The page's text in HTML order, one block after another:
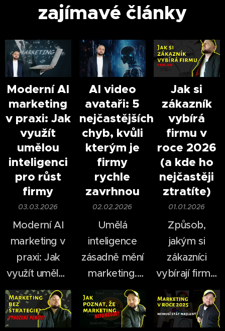
zajímavé články
Moderní AI
marketing
v praxi: Jak
využít
umělou
inteligenci
pro růst
firmy
03.03.2026
Moderní AI
marketing v
praxi: Jak
využít umělou
inteligenci pro
růst firmy.
AI video
avataři: 5
nejčastějších
chyb, kvůli
kterým je
firmy
rychle
zavrhnou
02.02.2026
Umělá
inteligence
zásadně mění
marketing.
Ještě před
pár lety bylo
natáčení videí
Jak si
zákazník
vybírá
firmu v
roce 2026
(a kde ho
nejčastěji
ztratíte)
01.01.2026
Způsob,
jakým si
zákazníci
vybírají firmy,
se za poslední
roky
dramaticky